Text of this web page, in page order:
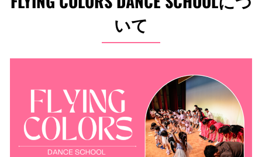
いて